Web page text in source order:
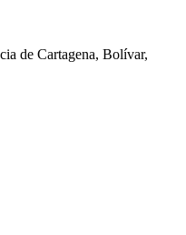
de Cartagena, Bolívar,